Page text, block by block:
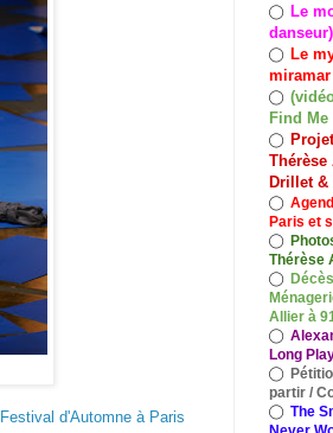
Festival d'Automne à Paris
◯ Le
◯ Le
miramar
◯
Find
◯
Drillet &
◯
Paris et
◯
Thérèse
◯
Allier à
◯
Long
◯
partir /
◯ The